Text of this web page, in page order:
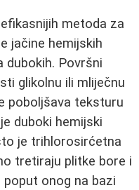
metoda za
jačine hemijskih
dubokih. Površni
glikolnu ili mliječnu
poboljšava teksturu
duboki hemijski
je trihlorosirćetna
tretiraju plitke bore i
poput onog na bazi